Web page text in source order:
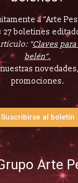
a “Arte
27 boletines
“Claves
belén”.
promociones.
Suscribirse al boletín
Arte